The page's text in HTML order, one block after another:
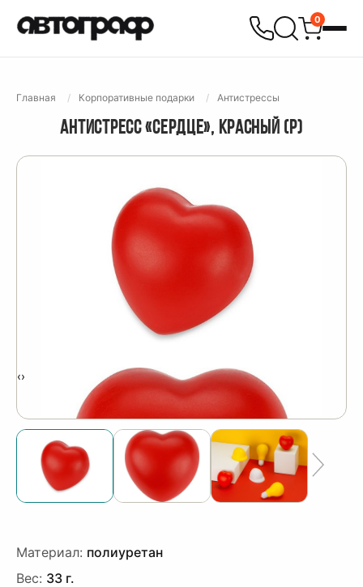
0
Главная Корпоративные подарки Антистрессы
АНТИСТРЕСС «СЕРДЦЕ», КРАСНЫЙ (Р)
‹›
Материал: полиуретан
Вес: 33 г.